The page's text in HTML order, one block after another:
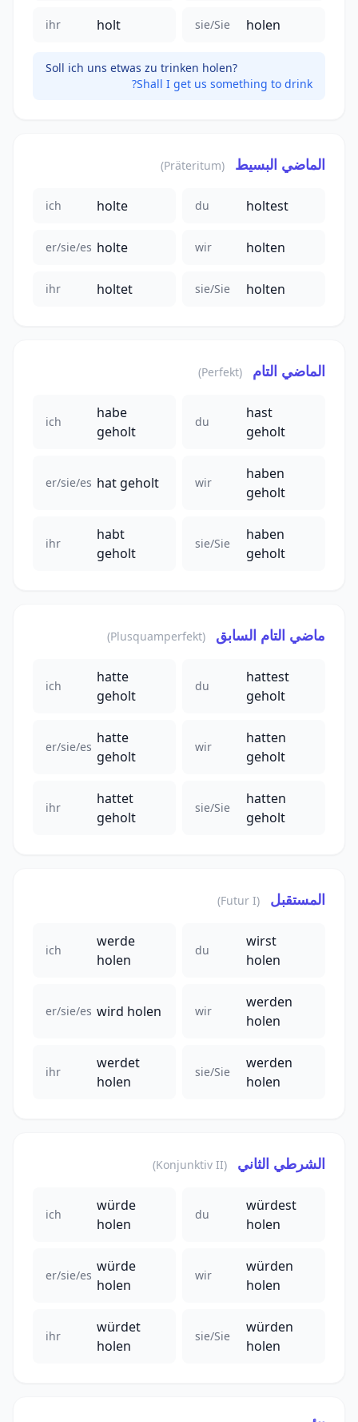
ihr holt sie/Sie holen
Soll ich uns etwas zu trinken holen?
Shall I get us something to drink?
الماضي البسيط (Präteritum)
ich holte du holtest
er/sie/es holte wir holten
ihr holtet sie/Sie holten
الماضي التام (Perfekt)
ich
habe
geholt
du
hast
geholt
er/sie/es hat geholt wir
haben
geholt
ihr
habt
geholt
sie/Sie
haben
geholt
ماضي التام السابق (Plusquamperfekt)
ich
hatte
geholt
du
hattest
geholt
er/sie/es
hatte
geholt
wir
hatten
geholt
ihr
hattet
geholt
sie/Sie
hatten
geholt
المستقبل (Futur I)
ich
werde
holen
du
wirst
holen
er/sie/es wird holen wir
werden
holen
ihr
werdet
holen
sie/Sie
werden
holen
الشرطي الثاني (Konjunktiv II)
ich
würde
holen
du
würdest
holen
er/sie/es
würde
holen
wir
würden
holen
ihr
würdet
holen
sie/Sie
würden
holen